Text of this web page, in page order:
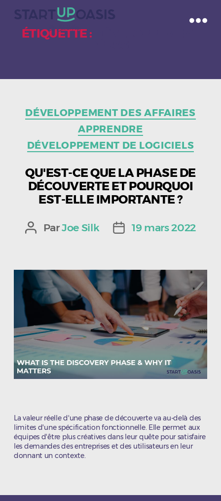
ÉTIQUETTE :
DÉVELOPPEMENT DES AFFAIRES
APPRENDRE
DÉVELOPPEMENT DE LOGICIELS
QU'EST-CE QUE LA PHASE DE
DÉCOUVERTE ET POURQUOI
EST-ELLE IMPORTANTE ?
Auteur
ParJoe Silk
Date19 mars 2022
La valeur réelle d'une phase de découverte va au-delà des
limites d'une spécification fonctionnelle. Elle permet aux
équipes d'être plus créatives dans leur quête pour satisfaire
les demandes des entreprises et des utilisateurs en leur
donnant un contexte.